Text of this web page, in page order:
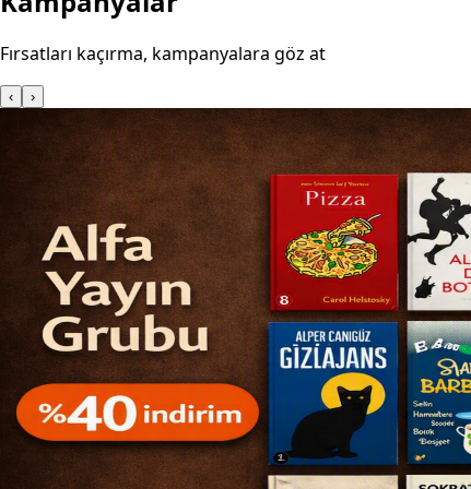
Fırsatları kaçırma, kampanyalara göz at
‹ ›